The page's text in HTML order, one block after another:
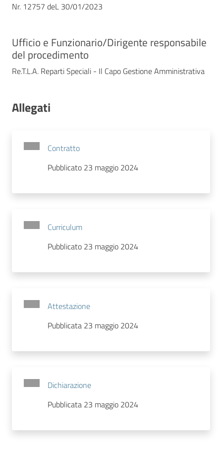
Nr. 12757 deL 30/01/2023
Ufficio e Funzionario/Dirigente responsabile
del procedimento
Re.T.L.A. Reparti Speciali - Il Capo Gestione Amministrativa
Allegati
Contratto
Pubblicato 23 maggio 2024
Curriculum
Pubblicato 23 maggio 2024
Attestazione
Pubblicata 23 maggio 2024
Dichiarazione
Pubblicata 23 maggio 2024